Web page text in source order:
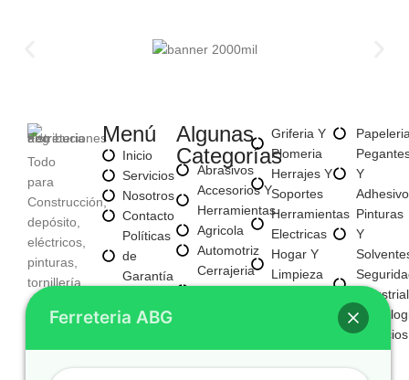
Todo
para
Construcción,
depósito,
eléctricos,
pinturas,
tornillería,
Aseo,
Tecnología,
Menú
Inicio
Servicios
Nosotros
Contacto
Políticas
de
Garantía
de
Algunas
Categorías
Abrasivos
Accesorios Y
Herramientas
Agricola
Automotriz
Cerrajeria
Y
E
Iluminacion
Griferia Y
Plomeria
Herrajes Y
Soportes
Herramientas
Electricas
Hogar Y
Limpieza
Construccion
Mayorista
Y
Pinturas
Y
Industrial
Servicios
Ferreteria ABG